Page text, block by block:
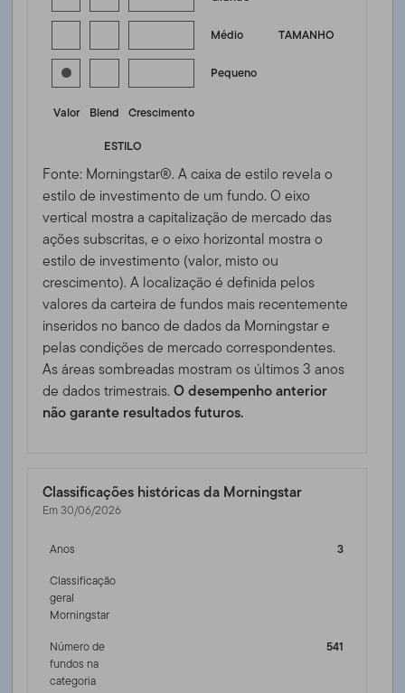
TAMANHO
Médio
Pequeno
Valor Blend
Crescimento
ESTILO
Fonte: Morningstar®. A caixa de estilo revela o
estilo de investimento de um fundo. O eixo
vertical mostra a capitalização de mercado das
ações subscritas, e o eixo horizontal mostra o
estilo de investimento (valor, misto ou
crescimento). A localização é definida pelos
valores da carteira de fundos mais recentemente
inseridos no banco de dados da Morningstar e
pelas condições de mercado correspondentes.
As áreas sombreadas mostram os últimos 3 anos
de dados trimestrais.O desempenho anterior
não garante resultados futuros.
Classificações históricas da Morningstar
Em 30/06/2026
Anos
3
Classificação
geral
Morningstar
Número de
fundos na
categoria
541